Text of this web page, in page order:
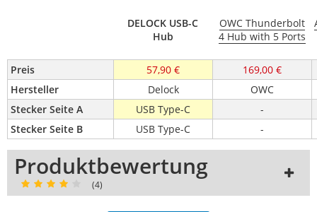
DELOCK USB-C
Hub
OWC Thunderbolt
4 Hub with 5 Ports
Preis 57,90 €
169,00 €
Hersteller
Delock
OWC
Stecker Seite A
USB Type-C
-
Stecker Seite B
USB Type-C -
Produktbewertung
(4)